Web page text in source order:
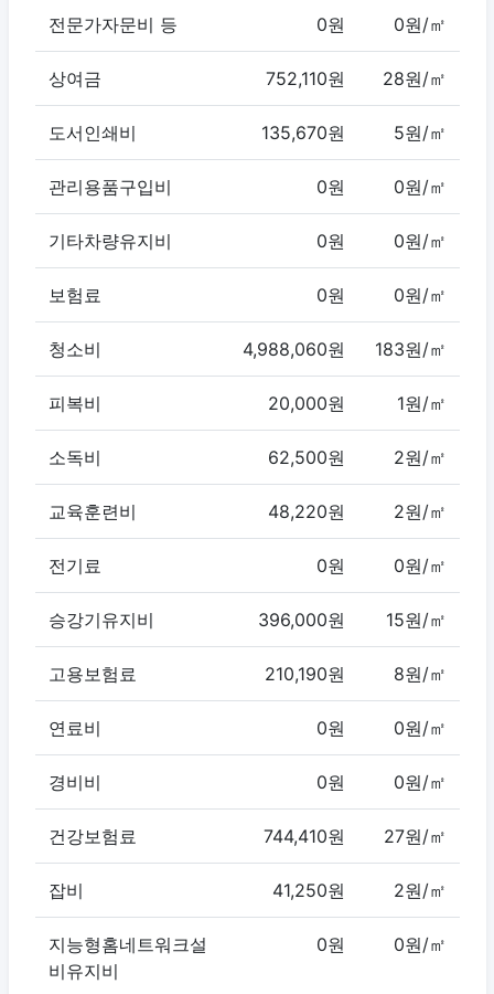
전문가자문비 등 0원 0원/㎡
상여금 752,110원 28원/㎡
도서인쇄비 135,670원 5원/㎡
관리용품구입비 0원 0원/㎡
기타차량유지비 0원 0원/㎡
보험료 0원 0원/㎡
청소비 4,988,060원 183원/㎡
피복비 20,000원 1원/㎡
소독비 62,500원 2원/㎡
교육훈련비 48,220원 2원/㎡
전기료 0원 0원/㎡
승강기유지비 396,000원 15원/㎡
고용보험료 210,190원 8원/㎡
연료비 0원 0원/㎡
경비비 0원 0원/㎡
건강보험료 744,410원 27원/㎡
잡비 41,250원 2원/㎡
지능형홈네트워크설
비유지비
0원 0원/㎡